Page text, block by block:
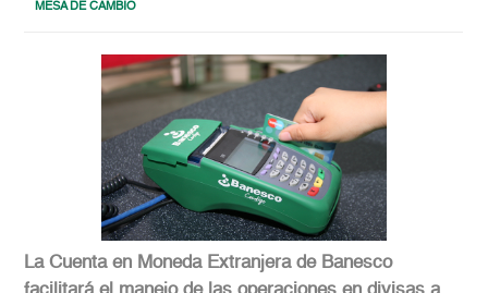
MESA DE CAMBIO
La Cuenta en Moneda Extranjera de Banesco